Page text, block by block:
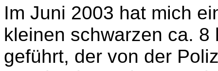
Im Juni 2003 hat mich
kleinen schwarzen ca.
geführt, der von der